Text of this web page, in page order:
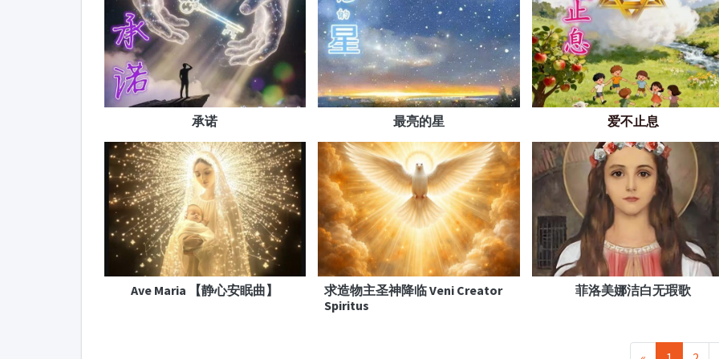
承诺 最亮的星 爱不止息
Ave Maria 【静心安眠曲】
求造物主圣神降临 Veni Creator
Spiritus
菲洛美娜洁白无瑕歌